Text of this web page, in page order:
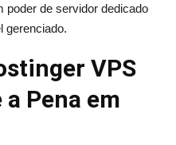
poder de servidor dedicado
gerenciado.
VPS
Pena em